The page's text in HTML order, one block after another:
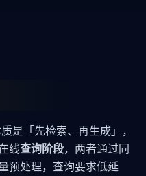
是「先检索、再生成」，
线查询阶段，两者通过同
预处理，查询要求低延